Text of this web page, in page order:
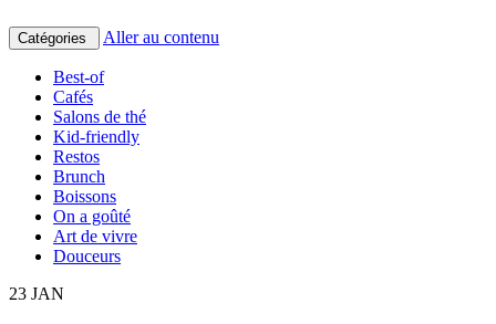
Catégories Aller au contenu
Best-of
Cafés
Salons de thé
Kid-friendly
Restos
Brunch
Boissons
On a goûté
Art de vivre
Douceurs
23 JAN